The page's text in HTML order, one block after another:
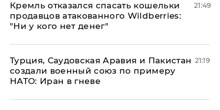
Кремль отказался спасать кошельки
продавцов атакованного Wildberries:
"Ни у кого нет денег"
21:49
Турция, Саудовская Аравия и Пакистан
создали военный союз по примеру
НАТО: Иран в гневе
21:19